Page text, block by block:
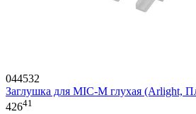
044532
Заглушка для MIC-M глухая (Arlight,
42641